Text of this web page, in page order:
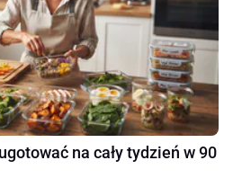
na cały tydzień w 90